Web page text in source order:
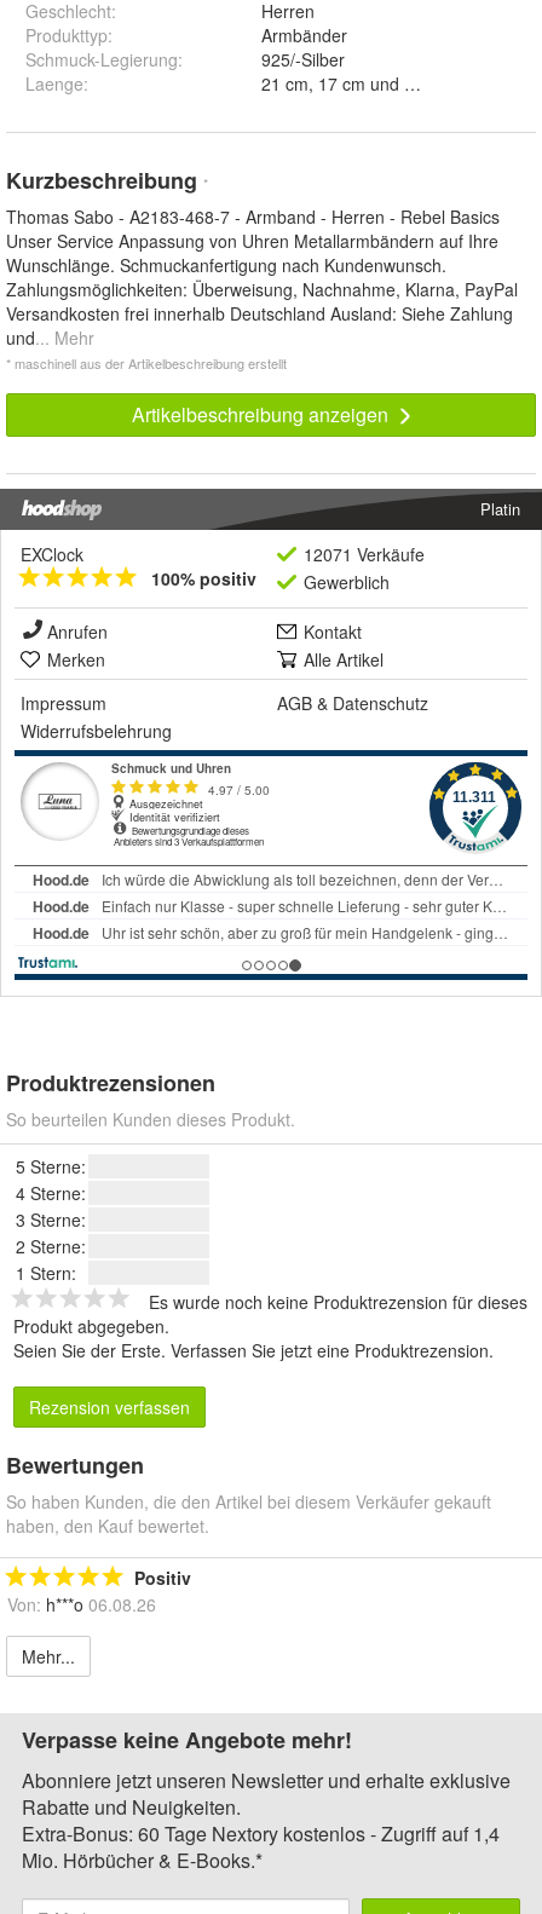
Geschlecht:
Herren
Produkttyp:
Armbänder
Schmuck-Legierung:
925/-Silber
Laenge: 21 cm, 17 cm und 19 cm
Kurzbeschreibung *
Thomas Sabo - A2183-468-7 - Armband - Herren - Rebel Basics
Unser Service Anpassung von Uhren Metallarmbändern auf Ihre
Wunschlänge. Schmuckanfertigung nach Kundenwunsch.
Zahlungsmöglichkeiten: Überweisung, Nachnahme, Klarna, PayPal
Versandkosten frei innerhalb Deutschland Ausland: Siehe Zahlung
und... Mehr
* maschinell aus der Artikelbeschreibung erstellt
Artikelbeschreibung anzeigen
Platin
EXClock
100% positiv
12071 Verkäufe
Gewerblich
Anrufen
Kontakt
Merken
Alle Artikel
Impressum
AGB & Datenschutz
Widerrufsbelehrung
Produktrezensionen
So beurteilen Kunden dieses Produkt.
5 Sterne:
4 Sterne:
3 Sterne:
2 Sterne:
1 Stern:
Es wurde noch keine Produktrezension für dieses
Produkt abgegeben.
Seien Sie der Erste. Verfassen Sie jetzt eine Produktrezension.
Rezension verfassen
Bewertungen
So haben Kunden, die den Artikel bei diesem Verkäufer gekauft
haben, den Kauf bewertet.
Positiv
Von: h***o 06.08.26
Mehr...
Verpasse keine Angebote mehr!
Abonniere jetzt unseren Newsletter und erhalte exklusive
Rabatte und Neuigkeiten.
Extra-Bonus: 60 Tage Nextory kostenlos - Zugriff auf 1,4
Mio. Hörbücher & E-Books.*